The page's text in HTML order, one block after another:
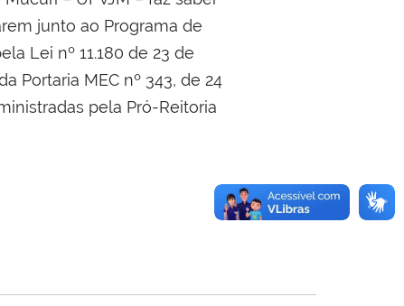
junto ao Programa de
Lei nº 11.180 de 23 de
Portaria MEC nº 343, de 24
pela Pró-Reitoria